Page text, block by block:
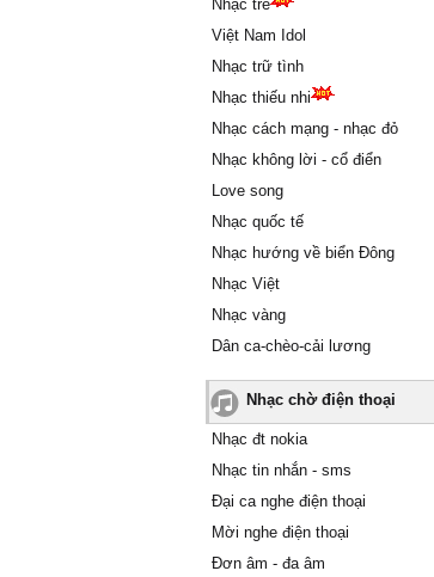
Nhạc trẻ
Việt Nam Idol
Nhạc trữ tình
Nhạc thiếu nhi
Nhạc cách mạng - nhạc đỏ
Nhạc không lời - cổ điển
Love song
Nhạc quốc tế
Nhạc hướng về biển Đông
Nhạc Việt
Nhạc vàng
Dân ca-chèo-cải lương
Nhạc chờ điện thoại
Nhạc đt nokia
Nhạc tin nhắn - sms
Đại ca nghe điện thoại
Mời nghe điện thoại
Đơn âm - đa âm